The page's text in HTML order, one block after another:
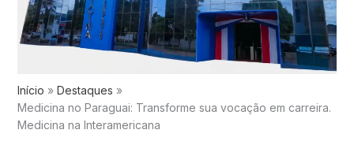
Início
Destaques
Medicina no Paraguai: Transforme sua vocação em carreira.
Medicina na Interamericana